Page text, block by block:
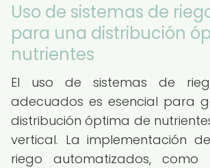
Uso de sistemas de
para una distribución
nutrientes
El uso de sistemas de
adecuados es esencial para
distribución óptima de
vertical. La implementación
riego automatizados,